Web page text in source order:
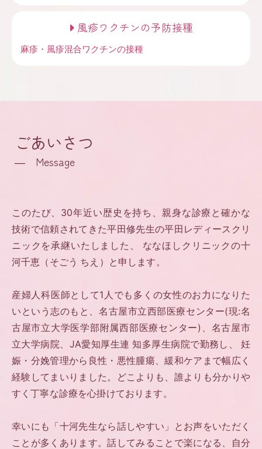
風疹ワクチンの予防接種
麻疹・風疹混合ワクチンの接種
ごあいさつ
― Message
このたび、30年近い歴史を持ち、親身な診療と確かな
技術で信頼されてきた平田修先生の平田レディースクリ
ニックを承継いたしました、 ななほしクリニックの十
河千恵（そごう ちえ）と申します。
産婦人科医師として1人でも多くの女性のお力になりた
いという志のもと、名古屋市立西部医療センター(現:名
古屋市立大学医学部附属西部医療センター)、名古屋市
立大学病院、JA愛知厚生連 知多厚生病院で勤務し、 妊
娠・分娩管理から良性・悪性腫瘍、緩和ケアまで幅広く
経験してまいりました。どこよりも、誰よりも分かりや
すく丁寧な診療を心掛けております。
幸いにも「十河先生なら話しやすい」とお声をいただく
ことが多くあります。話してみることで楽になる、自分